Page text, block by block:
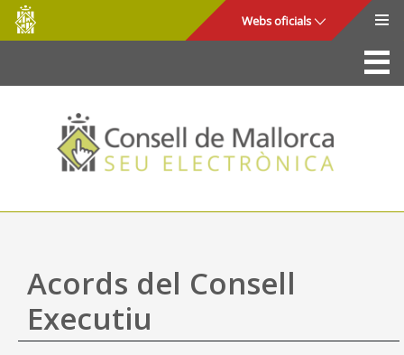
Salta al contingut principal
Consell
de
Mallorca
Webs oficials
La Seu
Consell de Mallorca
Accés i seguretat
Utilitats
Ajuda
Acords del Consell
Executiu